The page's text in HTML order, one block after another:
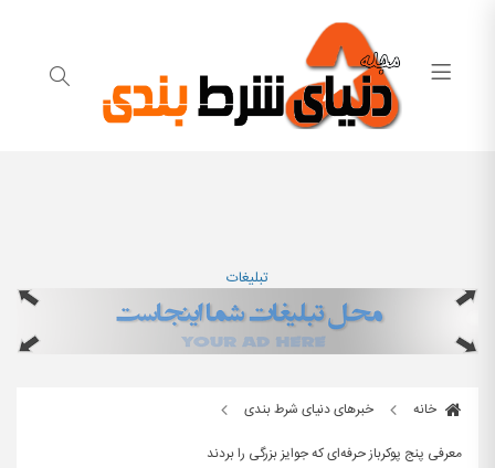
تبلیغات
خانه
خبرهای دنیای شرط بندی
معرفی پنج پوکرباز حرفه‌ای که جوایز بزرگی را بردند